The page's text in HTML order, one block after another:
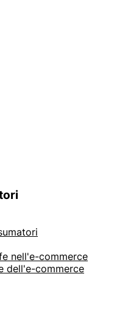
nell'e-commerce
dell'e-commerce